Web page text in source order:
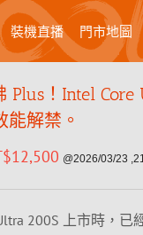
裝機直播 門市地圖
Plus！Intel
能解禁。
12,500 @2026/03/23
200S 上市時，已